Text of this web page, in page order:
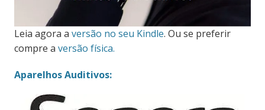
Leia agora a versão no seu Kindle. Ou se preferir
compre a versão física.
Aparelhos Auditivos: